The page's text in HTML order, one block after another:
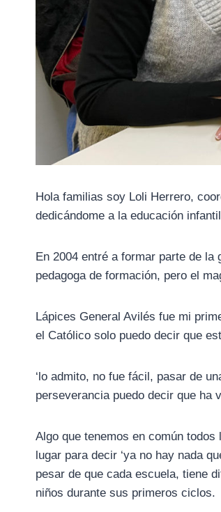
Hola familias soy Loli Herrero,
dedicándome a la educación
En 2004 entré a formar parte de
pedagoga de formación, pero el
Lápices General Avilés fue mi
el Católico solo puedo decir que
‘lo admito, no fue fácil, pasar de
perseverancia puedo decir que ha
Algo que tenemos en común
lugar para decir ‘ya no hay nada
pesar de que cada escuela, tiene
niños durante sus primeros ciclos.